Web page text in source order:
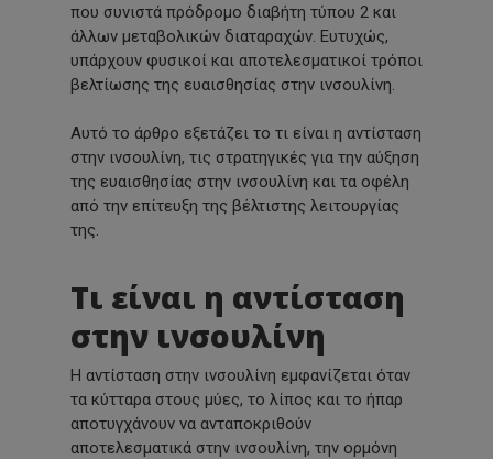
που συνιστά πρόδρομο διαβήτη τύπου 2 και
άλλων μεταβολικών διαταραχών. Ευτυχώς,
υπάρχουν φυσικοί και αποτελεσματικοί τρόποι
βελτίωσης της ευαισθησίας στην ινσουλίνη.
Αυτό το άρθρο εξετάζει το τι είναι η αντίσταση
στην ινσουλίνη, τις στρατηγικές για την αύξηση
της ευαισθησίας στην ινσουλίνη και τα οφέλη
από την επίτευξη της βέλτιστης λειτουργίας
της.
Τι είναι η αντίσταση
στην ινσουλίνη
Η αντίσταση στην ινσουλίνη εμφανίζεται όταν
τα κύτταρα στους μύες, το λίπος και το ήπαρ
αποτυγχάνουν να ανταποκριθούν
αποτελεσματικά στην ινσουλίνη, την ορμόνη